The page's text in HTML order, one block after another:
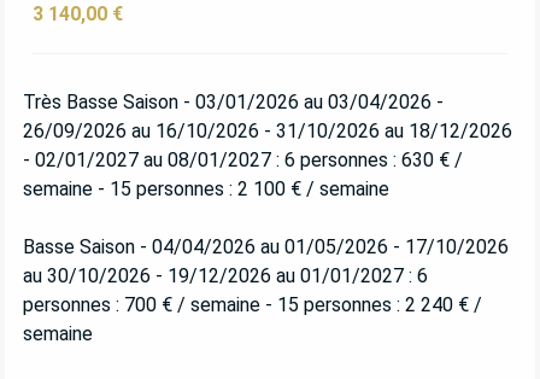
3 140,00 €
Très Basse Saison - 03/01/2026 au 03/04/2026 -
26/09/2026 au 16/10/2026 - 31/10/2026 au 18/12/2026
- 02/01/2027 au 08/01/2027 : 6 personnes : 630 € /
semaine - 15 personnes : 2 100 € / semaine
Basse Saison - 04/04/2026 au 01/05/2026 - 17/10/2026
au 30/10/2026 - 19/12/2026 au 01/01/2027 : 6
personnes : 700 € / semaine - 15 personnes : 2 240 € /
semaine